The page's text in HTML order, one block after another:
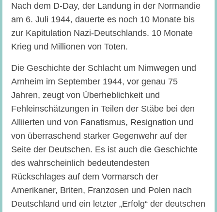
Nach dem D-Day, der Landung in der Normandie
am 6. Juli 1944, dauerte es noch 10 Monate bis
zur Kapitulation Nazi-Deutschlands. 10 Monate
Krieg und Millionen von Toten.
Die Geschichte der Schlacht um Nimwegen und
Arnheim im September 1944, vor genau 75
Jahren, zeugt von Überheblichkeit und
Fehleinschätzungen in Teilen der Stäbe bei den
Alliierten und von Fanatismus, Resignation und
von überraschend starker Gegenwehr auf der
Seite der Deutschen. Es ist auch die Geschichte
des wahrscheinlich bedeutendesten
Rückschlages auf dem Vormarsch der
Amerikaner, Briten, Franzosen und Polen nach
Deutschland und ein letzter „Erfolg“ der deutschen